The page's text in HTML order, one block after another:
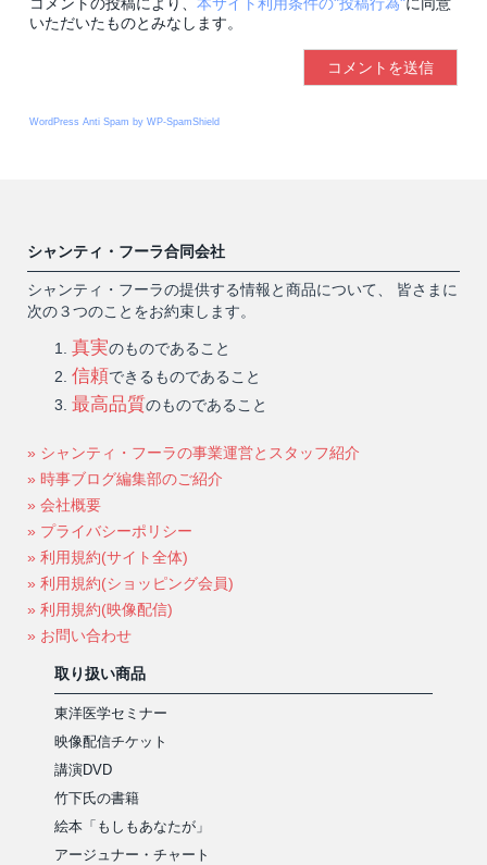
いただいたものとみなします。
WordPress Anti Spam by WP-SpamShield
シャンティ・フーラ合同会社
シャンティ・フーラの提供する情報と商品について、 皆さまに
次の３つのことをお約束します。
真実のものであること
信頼できるものであること
最高品質のものであること
» シャンティ・フーラの事業運営とスタッフ紹介
» 時事ブログ編集部のご紹介
» 会社概要
» プライバシーポリシー
» 利用規約(サイト全体)
» 利用規約(ショッピング会員)
» 利用規約(映像配信)
» お問い合わせ
取り扱い商品
東洋医学セミナー
映像配信チケット
講演DVD
竹下氏の書籍
絵本「もしもあなたが」
アージュナー・チャート